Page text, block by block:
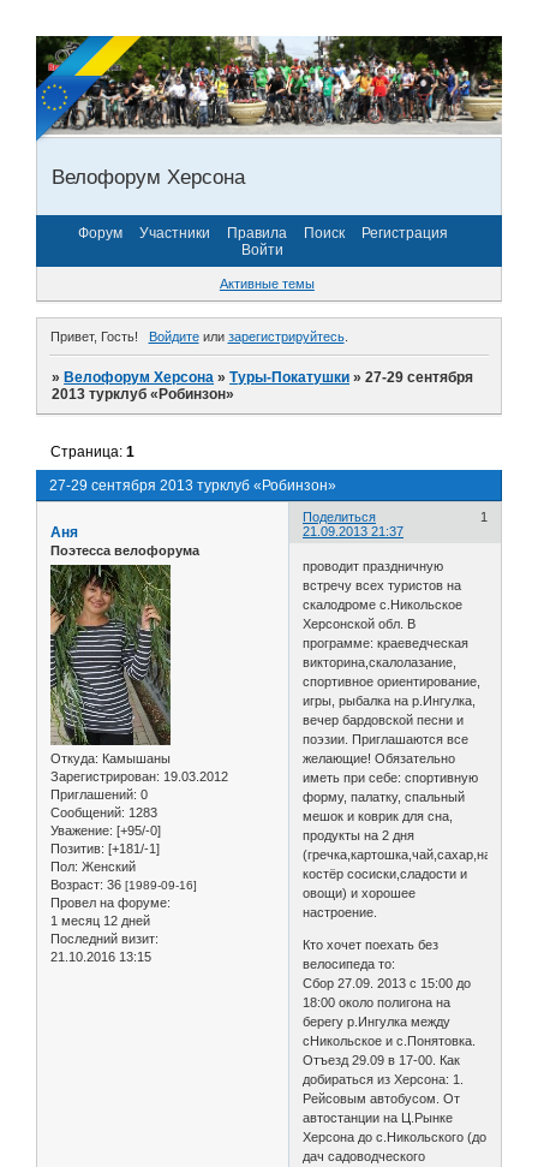
Велофорум Херсона
Форум Участники Правила Поиск
Регистрация
Войти
Активные темы
Привет, Гость! Войдитеили зарегистрируйтесь.
»Велофорум Херсона »Туры-Покатушки »27-29 сентября
2013 турклуб «Робинзон»
27-29 сентября 2013 турклуб «Робинзон»
Страница:1
Поделиться
1
21.09.2013 21:37
Аня
Поэтесса велофорума
Откуда: Камышаны
Зарегистрирован: 19.03.2012
Приглашений: 0
Сообщений: 1283
Уважение: [+95/-0]
Позитив: [+181/-1]
Пол: Женский
Возраст: 36 [1989-09-16]
Провел на форуме:
1 месяц 12 дней
Последний визит:
21.10.2016 13:15
проводит праздничную
встречу всех туристов на
скалодроме с.Никольское
Херсонской обл. В
программе: краеведческая
викторина,скалолазание,
спортивное ориентирование,
игры, рыбалка на р.Ингулка,
вечер бардовской песни и
поэзии. Приглашаются все
желающие! Обязательно
иметь при себе: спортивную
форму, палатку, спальный
мешок и коврик для сна,
продукты на 2 дня
(гречка,картошка,чай,сахар,на
костёр сосиски,сладости и
овощи) и хорошее
настроение.
Кто хочет поехать без
велосипеда то:
Сбор 27.09. 2013 с 15:00 до
18:00 около полигона на
берегу р.Ингулка между
сНикольское и с.Понятовка.
Отъезд 29.09 в 17-00. Как
добираться из Херсона: 1.
Рейсовым автобусом. От
автостанции на Ц.Рынке
Херсона до с.Никольского (до
дач садоводческого